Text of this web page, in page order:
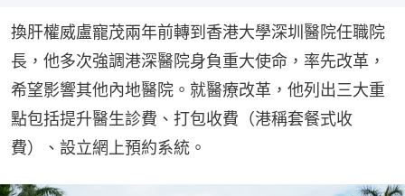
換肝權威盧寵茂兩年前轉到香港大學深圳醫院任職院
長，他多次強調港深醫院身負重大使命，率先改革，
希望影響其他內地醫院。就醫療改革，他列出三大重
點包括提升醫生診費、打包收費（港稱套餐式收
費）、設立網上預約系統。